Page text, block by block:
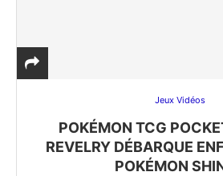
Jeux Vidéos
POKÉMON TCG
REVELRY DÉBARQUE
POKÉMON